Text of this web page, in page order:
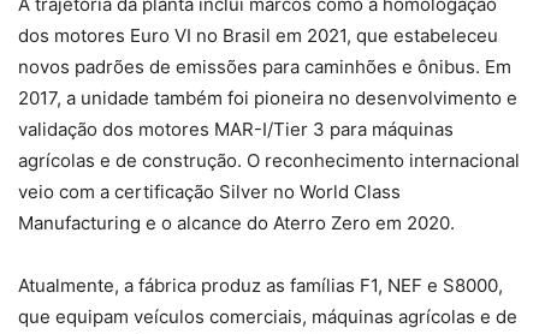
dos motores Euro VI no Brasil em 2021, que estabeleceu
novos padrões de emissões para caminhões e ônibus. Em
2017, a unidade também foi pioneira no desenvolvimento e
validação dos motores MAR-I/Tier 3 para máquinas
agrícolas e de construção. O reconhecimento internacional
veio com a certificação Silver no World Class
Manufacturing e o alcance do Aterro Zero em 2020.
Atualmente, a fábrica produz as famílias F1, NEF e S8000,
que equipam veículos comerciais, máquinas agrícolas e de